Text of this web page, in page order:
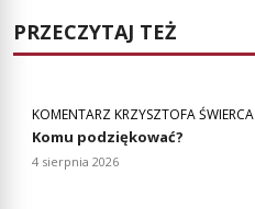
PRZECZYTAJ TEŻ
KOMENTARZ KRZYSZTOFA ŚWIERCA
Komu podziękować?
4 sierpnia 2026